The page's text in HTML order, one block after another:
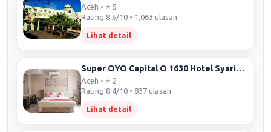
Aceh • ⭐ 5
Rating 8.5/10 • 1,063 ulasan
Lihat detail
Super OYO Capital O 1630 Hotel Syariah Ring Road
Aceh • ⭐ 2
Rating 8.4/10 • 837 ulasan
Lihat detail